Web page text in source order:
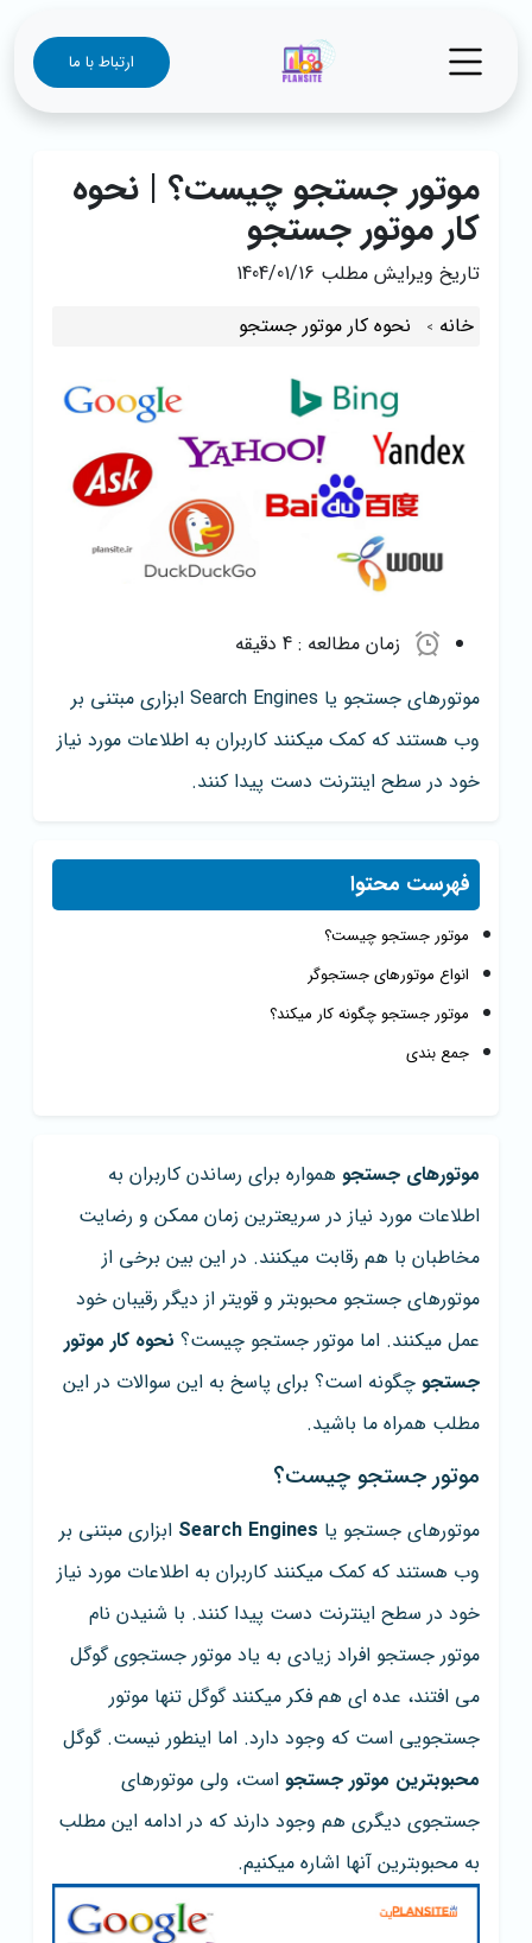
ارتباط با ما
موتور جستجو چیست؟ | نحوه
کار موتور جستجو
تاریخ ویرایش مطلب 1404/01/16
خانه
نحوه کار موتور جستجو
زمان مطالعه : 4 دقیقه
موتورهای جستجو یا Search Engines ابزاری مبتنی بر
وب هستند که کمک میکنند کاربران به اطلاعات مورد نیاز
خود در سطح اینترنت دست پیدا کنند.
فهرست محتوا
موتور جستجو چیست؟
انواع موتورهای جستجوگر
موتور جستجو چگونه کار میکند؟
جمع بندی
موتورهای جستجو همواره برای رساندن کاربران به
اطلاعات مورد نیاز در سریعترین زمان ممکن و رضایت
مخاطبان با هم رقابت میکنند. در این بین برخی از
موتورهای جستجو محبوبتر و قویتر از دیگر رقیبان خود
عمل میکنند. اما موتور جستجو چیست؟ نحوه کار موتور
جستجو چگونه است؟ برای پاسخ به این سوالات در این
مطلب همراه ما باشید.
موتور جستجو چیست؟
موتورهای جستجو یا Search Engines ابزاری مبتنی بر
وب هستند که کمک میکنند کاربران به اطلاعات مورد نیاز
خود در سطح اینترنت دست پیدا کنند. با شنیدن نام
موتور جستجو افراد زیادی به یاد موتور جستجوی گوگل
می افتند، عده ای هم فکر میکنند گوگل تنها موتور
جستجویی است که وجود دارد. اما اینطور نیست. گوگل
محبوبترین موتور جستجو است، ولی موتورهای
جستجوی دیگری هم وجود دارند که در ادامه این مطلب
به محبوبترین آنها اشاره میکنیم.